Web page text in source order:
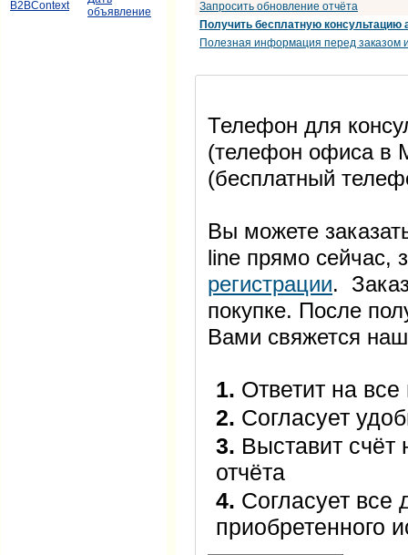
Запросить обновление отчёта
Получить бесплатную консультацию
Полезная информация перед заказом
Телефон для
(телефон офиса в
(бесплатный
Вы можете
line прямо
регистрации.
покупке. После
Вами свяжется
1. Ответит на
2. Согласует
3. Выставит счёт
отчёта
4. Согласует все
приобретенного
B2BContext
объявление